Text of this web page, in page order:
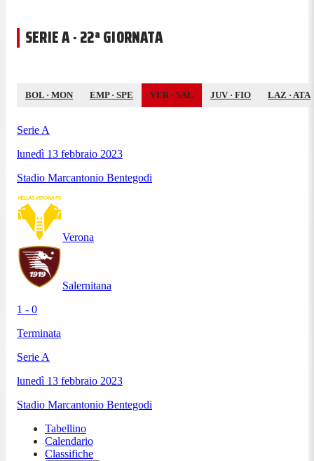
SERIE A · 22ª GIORNATA
BOL · MON EMP· SPE VER· SAL JUV· FIO LAZ · ATA
Serie A
lunedì 13 febbraio 2023
Stadio Marcantonio Bentegodi
Verona
Salernitana
1 - 0
Terminata
Serie A
lunedì 13 febbraio 2023
Stadio Marcantonio Bentegodi
Tabellino
Calendario
Classifiche